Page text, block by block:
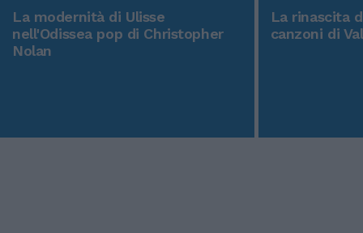
La modernità di Ulisse
nell'Odissea pop di Christopher
Nolan
La rinascita
canzoni di